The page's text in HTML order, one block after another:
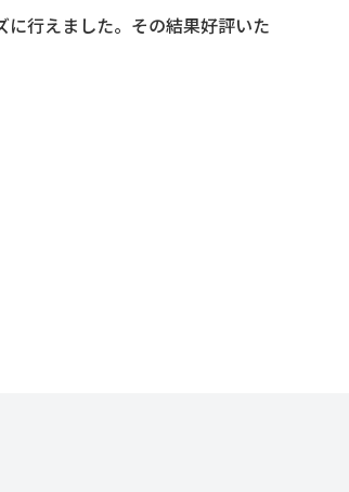
行えました。その結果好評いた